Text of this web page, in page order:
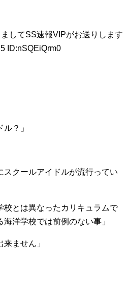
してSS速報VIPがお送りします
ID:nSQEiQrm0
？」
クールアイドルが流行ってい
校とは異なったカリキュラムで
洋学校では前例のない事」
ません」